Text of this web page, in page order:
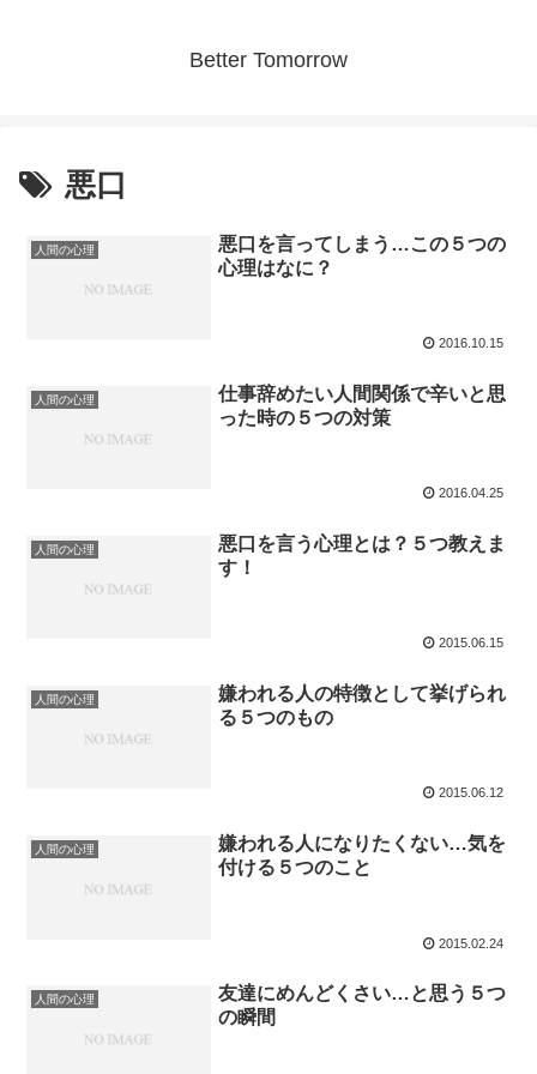
Better Tomorrow
悪口
人間の心理
悪口を言ってしまう…この５つの
心理はなに？
2016.10.15
人間の心理
仕事辞めたい人間関係で辛いと思
った時の５つの対策
2016.04.25
人間の心理
悪口を言う心理とは？５つ教えま
す！
2015.06.15
人間の心理
嫌われる人の特徴として挙げられ
る５つのもの
2015.06.12
人間の心理
嫌われる人になりたくない…気を
付ける５つのこと
2015.02.24
人間の心理
友達にめんどくさい…と思う５つ
の瞬間